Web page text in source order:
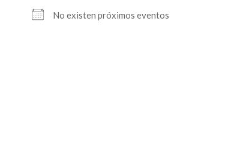
No existen próximos eventos